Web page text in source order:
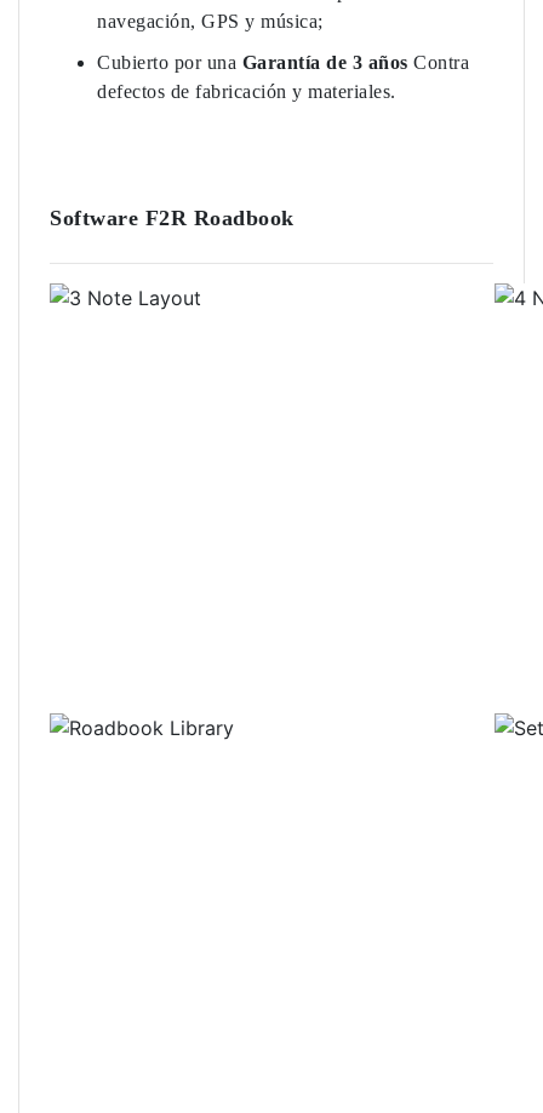
navegación, GPS y música;
Cubierto por una Garantía de 3 años Contra
defectos de fabricación y materiales.
Software F2R Roadbook